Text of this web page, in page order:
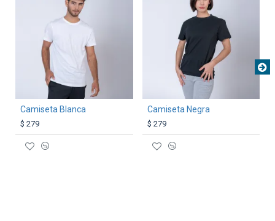
Camiseta Blanca
$ 279
Camiseta Negra
$ 279